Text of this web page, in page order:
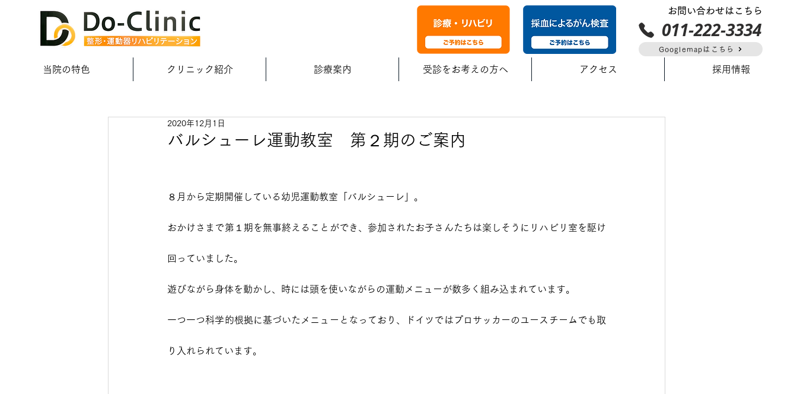
お問い合わせはこちら
011-222-3334
Googlemapはこちら
当院の特色 クリニック紹介 診療案内 受診をお考えの方へ アクセス 採用情報
バルシューレ運動教室 第２期のご案内
2020年12月1日
８月から定期開催している幼児運動教室「バルシューレ」。
おかけさまで第１期を無事終えることができ、参加されたお子さんたちは楽しそうにリハビリ室を駆け
回っていました。
遊びながら身体を動かし、時には頭を使いながらの運動メニューが数多く組み込まれています。
一つ一つ科学的根拠に基づいたメニューとなっており、ドイツではプロサッカーのユースチームでも取
り入れられています。